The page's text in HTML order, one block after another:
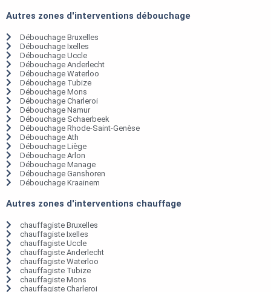
Autres zones d'interventions débouchage
Débouchage Bruxelles
Débouchage Ixelles
Débouchage Uccle
Débouchage Anderlecht
Débouchage Waterloo
Débouchage Tubize
Débouchage Mons
Débouchage Charleroi
Débouchage Namur
Débouchage Schaerbeek
Débouchage Rhode-Saint-Genèse
Débouchage Ath
Débouchage Liège
Débouchage Arlon
Débouchage Manage
Débouchage Ganshoren
Débouchage Kraainem
Autres zones d'interventions chauffage
chauffagiste Bruxelles
chauffagiste Ixelles
chauffagiste Uccle
chauffagiste Anderlecht
chauffagiste Waterloo
chauffagiste Tubize
chauffagiste Mons
chauffagiste Charleroi